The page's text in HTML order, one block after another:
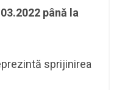
până la
sprijinirea